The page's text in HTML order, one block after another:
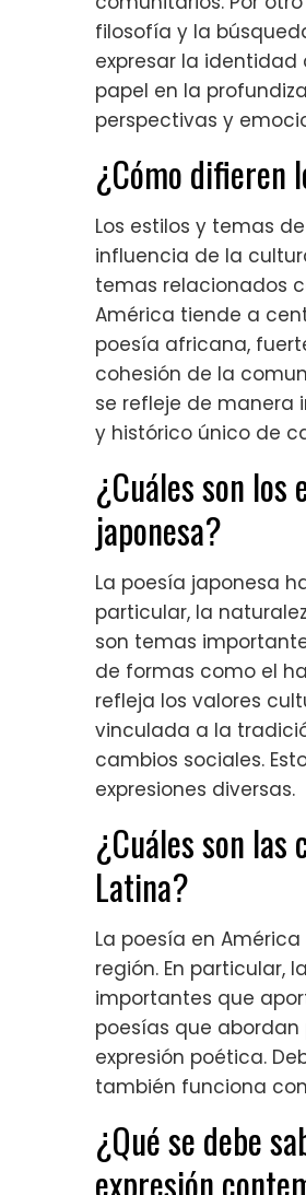
filosofía y la
expresar la
papel en la
perspectivas y
¿Cómo difieren
Los estilos y temas
influencia de la
temas relacionados
América tiende a
poesía africana,
cohesión de la
se refleje de manera
y histórico único de
¿Cuáles son
japonesa?
La poesía japonesa
particular, la
son temas
de formas como el
refleja los valores
vinculada a la
cambios sociales.
expresiones diversas.
¿Cuáles son
Latina?
La poesía en
región. En particular,
importantes que
poesías que
expresión poética.
también funciona
¿Qué se debe
expresión